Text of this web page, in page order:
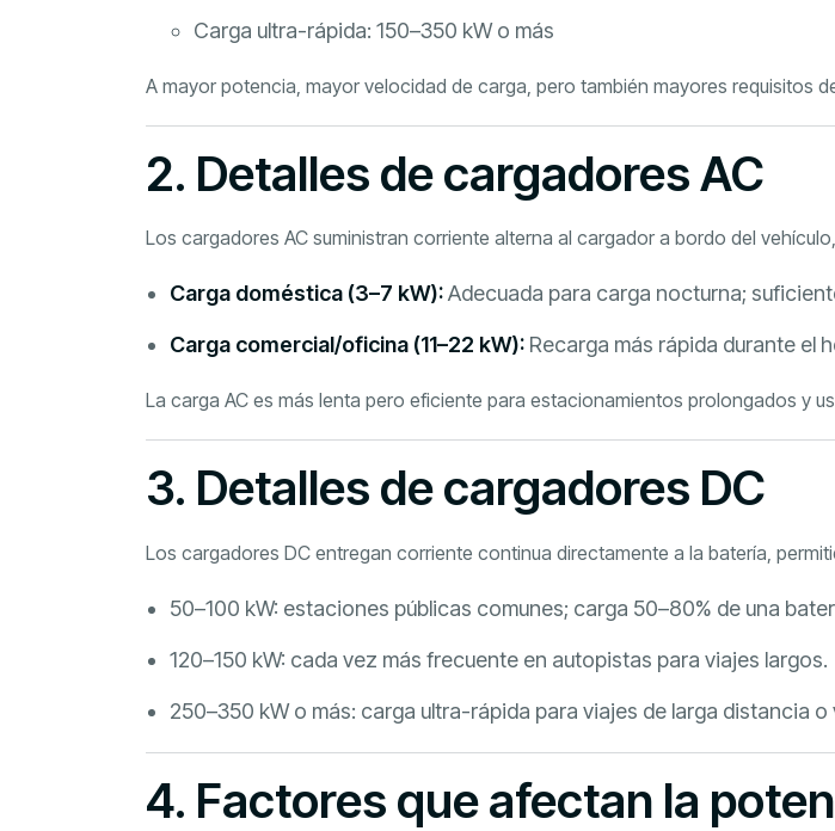
Carga ultra-rápida: 150–350 kW o más
A mayor potencia, mayor velocidad de carga, pero también mayores requisitos
2. Detalles de cargadores AC
Los cargadores AC suministran corriente alterna al cargador a bordo del
Carga doméstica (3–7 kW):Adecuada para carga nocturna;
Carga comercial/oficina (11–22 kW): Recarga más rápida durante el
La carga AC es más lenta pero eficiente para estacionamientos prolongados y
3. Detalles de cargadores DC
Los cargadores DC entregan corriente continua directamente a la batería,
50–100 kW: estaciones públicas comunes; carga 50–80% de una
120–150 kW: cada vez más frecuente en autopistas para viajes largos.
250–350 kW o más: carga ultra-rápida para viajes de larga distancia o
4. Factores que afectan la